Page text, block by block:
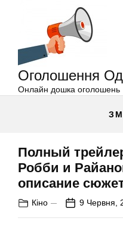
Оголошення
Онлайн дошка оголошень
Полный
Робби и
описание
Кіно 9 Червня,